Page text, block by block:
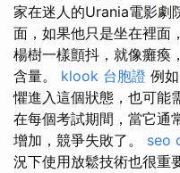
家在迷人的Urania電影劇
面，如果他只是坐在裡面
楊樹一樣顫抖，就像癱瘓
含量。 klook 台胞證 例
懼進入這個狀態，也可能
在每個考試期間，當它通
增加，競爭失敗了。 seo
況下使用放鬆技術也很重